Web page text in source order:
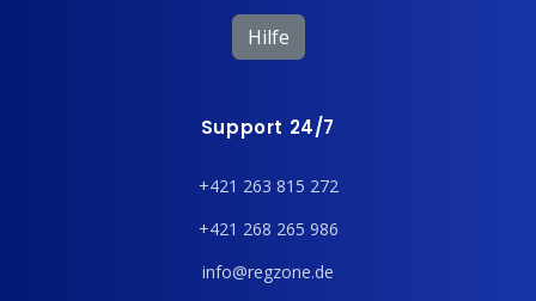
Hilfe
Support 24/7
+421 263 815 272
+421 268 265 986
info@regzone.de